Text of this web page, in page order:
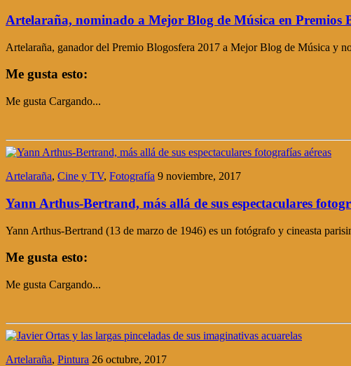
Artelaraña, nominado a Mejor Blog de Música en Premios
Artelaraña, ganador del Premio Blogosfera 2017 a Mejor Blog de Música y
Me gusta esto:
Me gusta Cargando...
Artelaraña, Cine y TV, Fotografía 9 noviembre, 2017
Yann Arthus-Bertrand, más allá de sus espectaculares
Yann Arthus-Bertrand (13 de marzo de 1946) es un fotógrafo y cineasta
Me gusta esto:
Me gusta Cargando...
Artelaraña, Pintura 26 octubre, 2017